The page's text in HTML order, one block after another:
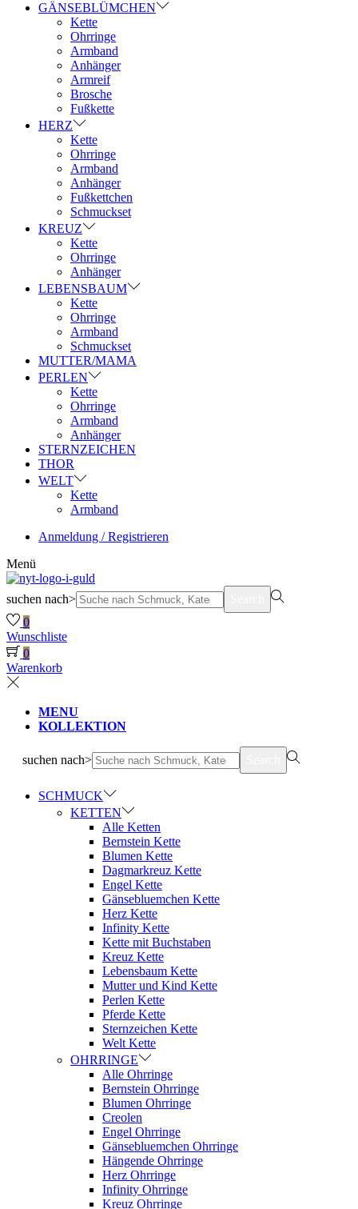
GÄNSEBLÜMCHEN
Kette
Ohrringe
Armband
Anhänger
Armreif
Brosche
Fußkette
HERZ
Kette
Ohrringe
Armband
Anhänger
Fußkettchen
Schmuckset
KREUZ
Kette
Ohrringe
Anhänger
LEBENSBAUM
Kette
Ohrringe
Armband
Schmuckset
MUTTER/MAMA
PERLEN
Kette
Ohrringe
Armband
Anhänger
STERNZEICHEN
THOR
WELT
Kette
Armband
Anmeldung / Registrieren
Menü
suchen nach>
0
Wunschliste
0
Warenkorb
MENU
KOLLEKTION
suchen nach>
SCHMUCK
KETTEN
Alle Ketten
Bernstein Kette
Blumen Kette
Dagmarkreuz Kette
Engel Kette
Gänsebluemchen Kette
Herz Kette
Infinity Kette
Kette mit Buchstaben
Kreuz Kette
Lebensbaum Kette
Mutter und Kind Kette
Perlen Kette
Pferde Kette
Sternzeichen Kette
Welt Kette
OHRRINGE
Alle Ohrringe
Bernstein Ohrringe
Blumen Ohrringe
Creolen
Engel Ohrringe
Gänsebluemchen Ohrringe
Hängende Ohrringe
Herz Ohrringe
Infinity Ohrringe
Kreuz Ohrringe